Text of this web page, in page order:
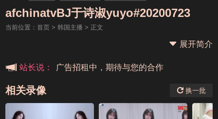
afchinatvBJ于诗淑yuyo#20200723
当前位置： 首页> 韩国主播 > 正文
展开简介
站长说：
本站大事件(19j网站发展历程)
广告招租中，期待与您的合作
相关录像 换一批